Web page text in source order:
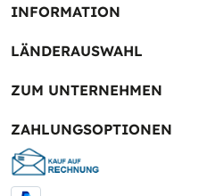
INFORMATION
LÄNDERAUSWAHL
ZUM UNTERNEHMEN
ZAHLUNGSOPTIONEN